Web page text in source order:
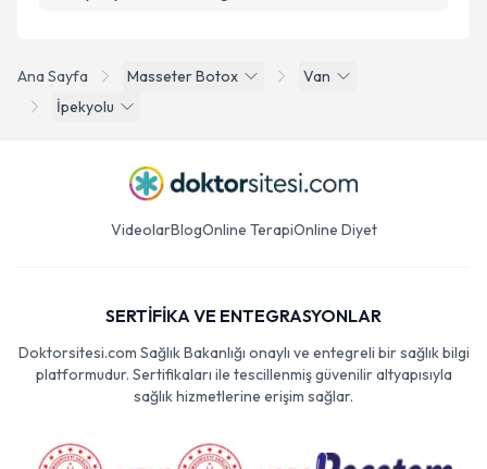
Ana Sayfa Masseter Botox
Van
İpekyolu
VideolarBlogOnline TerapiOnline Diyet
SERTİFİKA VE ENTEGRASYONLAR
Doktorsitesi.com Sağlık Bakanlığı onaylı ve entegreli bir sağlık bilgi
platformudur. Sertifikaları ile tescillenmiş güvenilir altyapısıyla
sağlık hizmetlerine erişim sağlar.